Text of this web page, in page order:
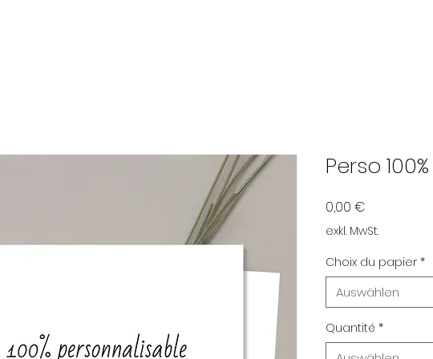
Perso
0,00 €
exkl. MwSt.
Choix du papier *
Auswählen
Quantité *